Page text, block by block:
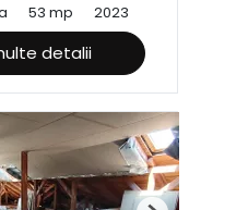
53 mp 2023
detalii